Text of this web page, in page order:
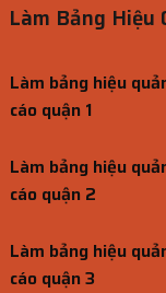
Làm Bảng Hiệu
Làm bảng hiệu
cáo quận 1
Làm bảng hiệu
cáo quận 2
Làm bảng hiệu
cáo quận 3